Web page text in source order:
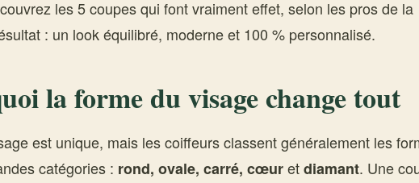
les 5 coupes qui font vraiment effet, selon les pros de la
: un look équilibré, moderne et 100 % personnalisé.
la forme du visage change tout
est unique, mais les coiffeurs classent généralement les
catégories : rond, ovale, carré, cœuretdiamant. Une